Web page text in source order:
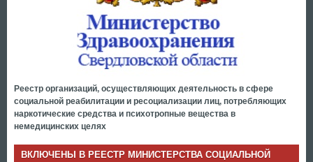
Реестр организаций, осуществляющих деятельность в сфере
социальной реабилитации и ресоциализации лиц, потребляющих
наркотические средства и психотропные вещества в
немедицинских целях
ВКЛЮЧЕНЫ В РЕЕСТР МИНИСТЕРСТВА СОЦИАЛЬНОЙ